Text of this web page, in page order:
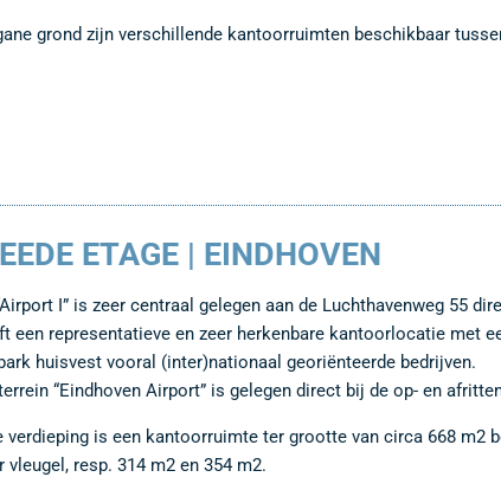
grond zijn verschillende kantoorruimten beschikbaar
ETAGE | EINDHOVEN
I” is zeer centraal gelegen aan de Luchthavenweg 55
een representatieve en zeer herkenbare kantoorlocatie met
huisvest vooral (inter)nationaal georiënteerde bedrijven.
“Eindhoven Airport” is gelegen direct bij de op- en
verdieping is een kantoorruimte ter grootte van circa 668 m2
vleugel, resp. 314 m2 en 354 m2.